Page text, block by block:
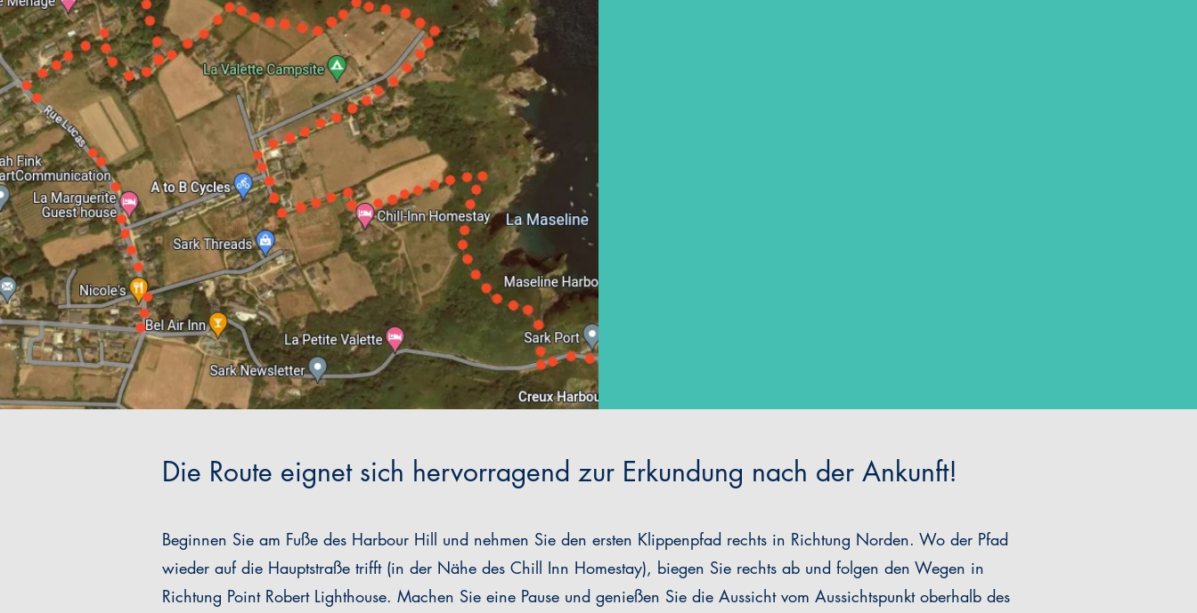
Die Route eignet sich hervorragend zur Erkundung nach der Ankunft!
Beginnen Sie am Fuße des Harbour Hill und nehmen Sie den ersten Klippenpfad rechts in Richtung Norden. Wo der Pfad
wieder auf die Hauptstraße trifft (in der Nähe des Chill Inn Homestay), biegen Sie rechts ab und folgen den Wegen in
Richtung Point Robert Lighthouse. Machen Sie eine Pause und genießen Sie die Aussicht vom Aussichtspunkt oberhalb des